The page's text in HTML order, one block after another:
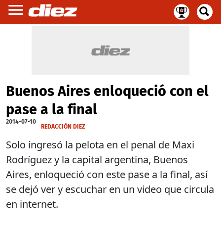
Buenos Aires enloqueció con el
pase a la final
2014-07-10
REDACCIÓN DIEZ
Solo ingresó la pelota en el penal de Maxi
Rodríguez y la capital argentina, Buenos
Aires, enloqueció con este pase a la final, así
se dejó ver y escuchar en un video que circula
en internet.